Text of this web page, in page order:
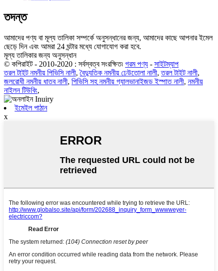
তদন্ত
আমাদের পণ্য বা মূল্য তালিকা সম্পর্কে অনুসন্ধানের জন্য, আমাদের কাছে আপনার ইমেল
ছেড়ে দিন এবং আমরা 24 ঘন্টার মধ্যে যোগাযোগ করা হবে.
মূল্য তালিকার জন্য অনুসন্ধান
© কপিরাইট - 2010-2020 : সর্বস্বত্ব সংরক্ষিত৷ গরম পণ্য - সাইটম্যাপ
তরল টাইট নমনীয় পিভিসি নালী,বৈদ্যুতিক নমনীয় ঢেউতোলা নালী,তরল টাইট নালী,
জলরোধী নমনীয় ধাতব নালী, পিভিসি সহ নমনীয় গ্যালভানাইজড ইস্পাত নালী, নমনীয়
নাইলন টিউবিং,
ইমেইল পাঠান
x